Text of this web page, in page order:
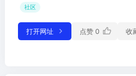
社区
打开网址 点赞 0 收